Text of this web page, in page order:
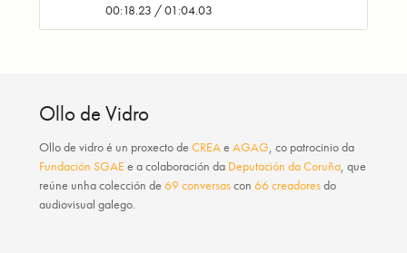
00:18.23 / 01:04.03
Ollo de Vidro
Ollo de vidroé un proxecto deCREA eAGAG , co patrocinio da
Fundación SGAE e a colaboración da Deputación da Coruña , que
reúne unha colección de69 conversascon66 creadoresdo
audiovisual galego.